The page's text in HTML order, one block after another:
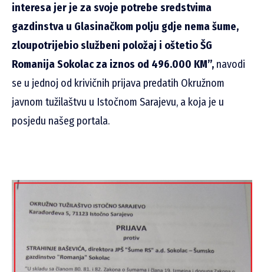
interesa jer je za svoje potrebe sredstvima
gazdinstva u Glasinačkom polju gdje nema šume,
zloupotrijebio službeni položaj i oštetio ŠG
Romanija Sokolac za iznos od 496.000 KM”, navodi
se u jednoj od krivičnih prijava predatih Okružnom
javnom tužilaštvu u Istočnom Sarajevu, a koja je u
posjedu našeg portala.